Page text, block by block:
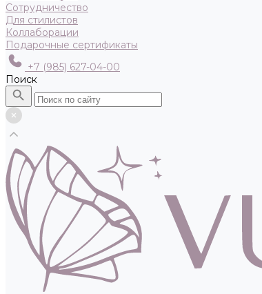
Сотрудничество
Для стилистов
Коллаборации
Подарочные сертификаты
+7 (985) 627-04-00
Поиск